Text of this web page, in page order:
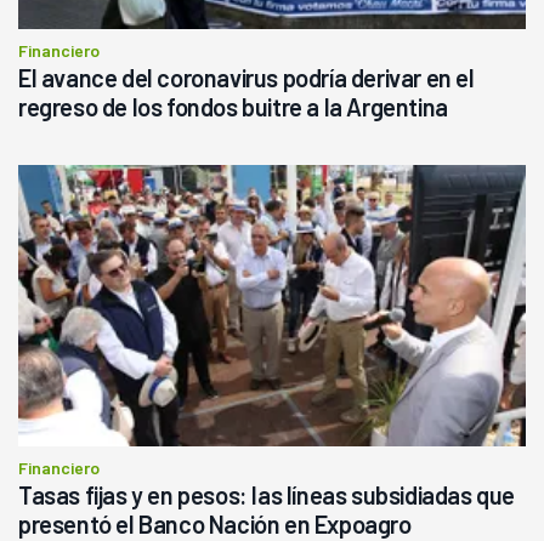
Financiero
El avance del coronavirus podría derivar en el
regreso de los fondos buitre a la Argentina
Financiero
Tasas fijas y en pesos: las líneas subsidiadas que
presentó el Banco Nación en Expoagro